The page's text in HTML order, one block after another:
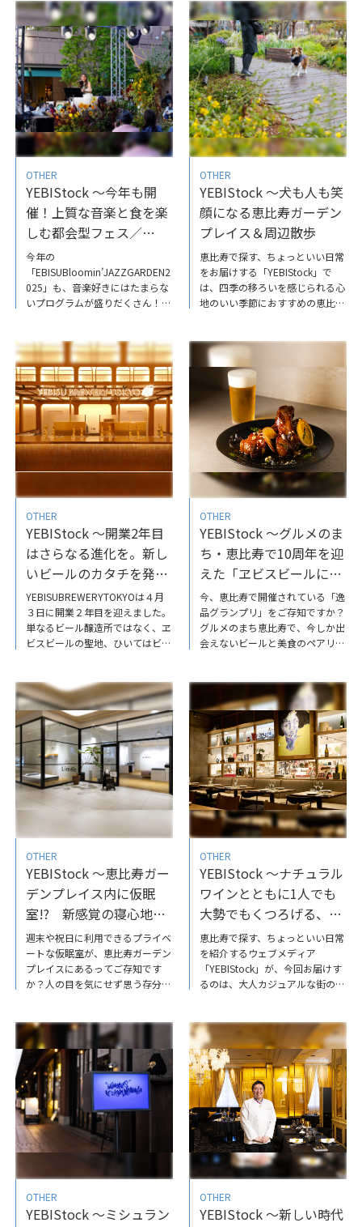
て、YEBIStockで取り上げていま
すので、ぜひご覧ください。
YEBIStock～唯一無二を追求し、
想いをつなぐ伝説のカレー／東京
ボンベイ恵比寿ガーデンプレイス
店
ご了承ください。※天候や時間等
の影響により、メニューの変更・
売り切れ・お休み・開催場所の変
更の可能性がございます。予めご
了承ください。出店スケジュール
はこちら（外部サイト）‬PDFはこ
ちら
OTHER
YEBIStock ～今年も開
催！上質な音楽と食を楽
しむ都会型フェス／
EBISU Bloomin’ JAZZ
GARDEN
今年の
「EBISUBloomin’JAZZGARDEN2
025」も、音楽好きにはたまらな
いプログラムが盛りだくさん！
間］）春の陽気の中で冷たいビー
ルをゴクリと飲み、極上の音楽に
耳を澄ます。そんな至福の体験を
都会のど真ん中で味わってみては
いかが♪YEBIStockでは、ご出演
予定の小野リサさん（世界で活躍
する、ブラジル生まれのボサノヴ
ァ・シンガーに屋外ライブの楽し
み方などを伺っています。ぜひご
開催！上質な音楽と食を楽しむ都
会型フェス／
EBISUBloomin’JAZZGARDEN20
OTHER
YEBIStock ～犬も人も笑
顔になる恵比寿ガーデン
プレイス＆周辺散歩
恵比寿で探す、ちょっといい日常
をお届けする「YEBIStock」で
は、四季の移ろいを感じられる心
地のいい季節におすすめの恵比寿
しめるカフェレストランをご紹介
しています♪ぜひご覧くださ
い????YEBIStock～犬も人も笑顔
になる恵比寿ガーデンプレイス＆
周辺散歩
OTHER
YEBIStock ～開業2年目
はさらなる進化を。新し
いビールのカタチを発信
する／YEBISU BREWERY
TOKYO
YEBISUBREWERYTOKYOは４月
３日に開業２年目を迎えました。
単なるビール醸造所ではなく、ヱ
ビスビールの聖地、ひいてはビー
し続けているチーフエクスペリエ
ンスブリュワーの有友さんにこれ
までを振り返っての感想と、これ
からの想いを伺いました✨開業を
記念した数量限定のビールの情報
もお届けしています♪ぜひ、ご覧
ください。YEBIStock～開業2年
目はさらなる進化を。新しいビー
ルのカタチを発信する／
OTHER
YEBIStock ～グルメのま
ち・恵比寿で10周年を迎
えた「ヱビスビールに合
う逸品グランプリ」
今、恵比寿で開催されている「逸
品グランプリ」をご存知ですか？
グルメのまち恵比寿で、今しか出
会えないビールと美食のペアリン
る恵比寿新聞社の編集長・高橋ケ
ンジさんに、「逸品グランプリ」
の楽しみ方や、恵比寿への想いに
ついてお話を伺っています！ ぜ
ひご覧ください。YEBIStock～グ
ルメのまち・恵比寿で10周年を
迎えた「ヱビスビールに合う逸品
グランプリ」
OTHER
YEBIStock ～恵比寿ガー
デンプレイス内に仮眠
室!? 新感覚の寝心地を
体験/Limne
週末や祝日に利用できるプライベ
ートな仮眠室が、恵比寿ガーデン
プレイスにあるってご存知です
か？人の目を気にせず思う存分マ
は穴場かも！？ショールームに行
くと商品を買わなくてはいけない
のでは？という気になることが多
いですが、Limneのショールーム
はマットレスを体感いただくこと
を重視しているので、レジや在庫
も用意してないそう。新生活が始
まる方や、普段何気なく使ってい
る寝具の見直しのきっかけに、い
ろいろな商品を試してみてはいか
が？恵比寿ガーデンプレイス内に
仮眠室!?新感覚の寝心地を体
験/Limne
OTHER
YEBIStock ～ナチュラル
ワインとともに1人でも
大勢でもくつろげる、大
人カジュアルな街の食堂
「Atelier LaLa」～
恵比寿で探す、ちょっといい日常
を紹介するウェブメディア
「YEBIStock」が、今回お届けす
るのは、大人カジュアルな街の食
映画の主人公、LaLaの〈アトリ
エ〉好きな絵や雑貨、グリーンな
どが随所に飾られ、どこを見渡し
ても自宅のインテリア作りのヒン
トになるお洒落な空間が広がる♪
料理とのペアリングが楽しいナチ
ュラルワインとともに1人でも大
勢でもくつろげる「AtelierLaLa」
に、ぜひ訪れてみては？ナチュラ
ルワインとともに1人でも大勢で
もくつろげる、大人カジュアルな
街の食堂「AtelierLaLa」
OTHER
YEBIStock ～ミシュラン
OTHER
YEBIStock ～新しい時代